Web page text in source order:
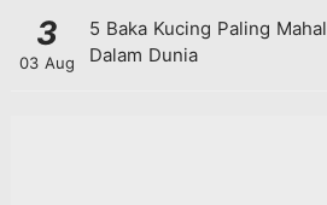
3
03 Aug
5 Baka Kucing Paling Mahal
Dalam Dunia